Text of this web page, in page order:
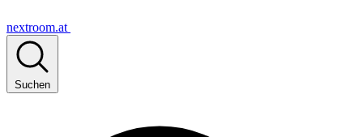
nextroom.at
Suchen